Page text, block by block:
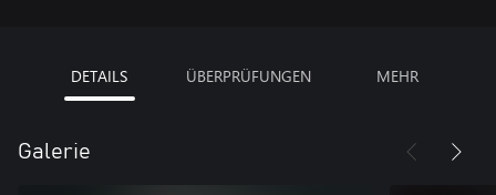
DETAILS ÜBERPRÜFUNGEN MEHR
Galerie